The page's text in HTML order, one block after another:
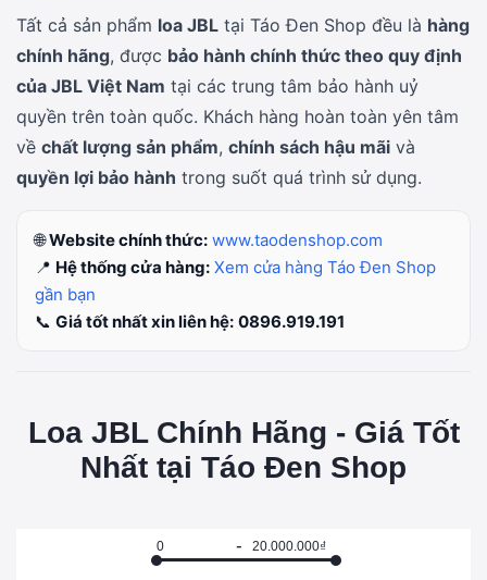
Tất cả sản phẩm loa JBL tại Táo Đen Shop đều là hàng
chính hãng, được bảo hành chính thức theo quy định
của JBL Việt Nam tại các trung tâm bảo hành uỷ
quyền trên toàn quốc. Khách hàng hoàn toàn yên tâm
về chất lượng sản phẩm, chính sách hậu mãi và
quyền lợi bảo hành trong suốt quá trình sử dụng.
🌐Website chính thức: www.taodenshop.com
📍 Hệ thống cửa hàng: Xem cửa hàng Táo Đen Shop
gần bạn
📞 Giá tốt nhất xin liên hệ: 0896.919.191
Loa JBL Chính Hãng - Giá Tốt
Nhất tại Táo Đen Shop